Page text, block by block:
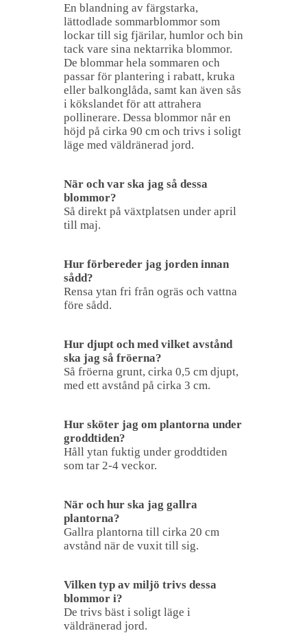
En blandning av färgstarka,
lättodlade sommarblommor som
lockar till sig fjärilar, humlor och bin
tack vare sina nektarrika blommor.
De blommar hela sommaren och
passar för plantering i rabatt, kruka
eller balkonglåda, samt kan även sås
i kökslandet för att attrahera
pollinerare. Dessa blommor når en
höjd på cirka 90 cm och trivs i soligt
läge med väldränerad jord.
När och var ska jag så dessa
blommor?
Så direkt på växtplatsen under april
till maj.
Hur förbereder jag jorden innan
sådd?
Rensa ytan fri från ogräs och vattna
före sådd.
Hur djupt och med vilket avstånd
ska jag så fröerna?
Så fröerna grunt, cirka 0,5 cm djupt,
med ett avstånd på cirka 3 cm.
Hur sköter jag om plantorna under
groddtiden?
Håll ytan fuktig under groddtiden
som tar 2-4 veckor.
När och hur ska jag gallra
plantorna?
Gallra plantorna till cirka 20 cm
avstånd när de vuxit till sig.
Vilken typ av miljö trivs dessa
blommor i?
De trivs bäst i soligt läge i
väldränerad jord.